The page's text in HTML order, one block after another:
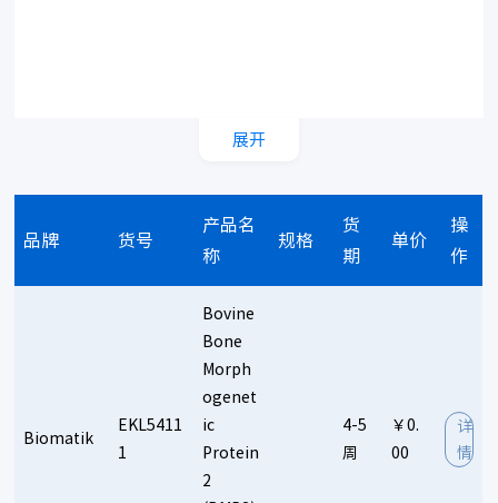
展开
品牌 货号
产品名
称
规格
货
期
单价
操
作
Biomatik
EKL5411
1
Bovine
Bone
Morph
ogenet
ic
Protein
2
4-5
周
￥0.
00
详
情